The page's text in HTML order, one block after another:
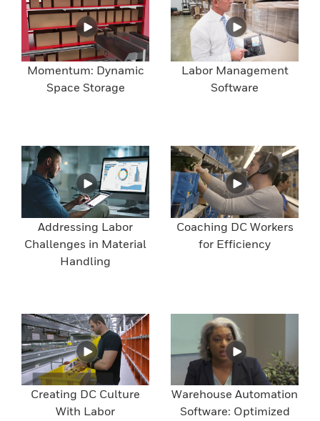
Momentum: Dynamic
Space Storage
Labor Management
Software
Addressing Labor
Challenges in Material
Handling
Coaching DC Workers
for Efficiency
Creating DC Culture
With Labor
Warehouse Automation
Software: Optimized